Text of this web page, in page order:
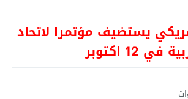
يستضيف مؤتمرا لاتحاد
12 اكتوبر